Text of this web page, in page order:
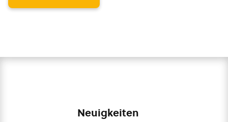
Neuigkeiten